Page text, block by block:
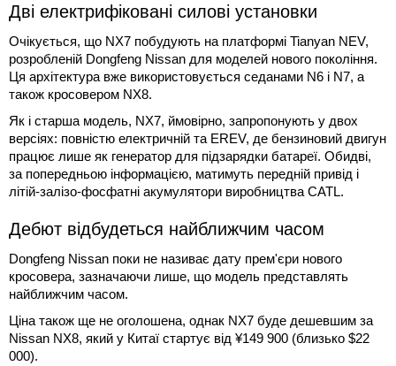
Дві електрифіковані силові установки
Очікується, що NX7 побудують на платформі Tianyan NEV,
розробленій Dongfeng Nissan для моделей нового покоління.
Ця архітектура вже використовується седанами N6 і N7, а
також кросовером NX8.
Як і старша модель, NX7, ймовірно, запропонують у двох
версіях: повністю електричній та EREV, де бензиновий двигун
працює лише як генератор для підзарядки батареї. Обидві,
за попередньою інформацією, матимуть передній привід і
літій-залізо-фосфатні акумулятори виробництва CATL.
Дебют відбудеться найближчим часом
Dongfeng Nissan поки не називає дату прем'єри нового
кросовера, зазначаючи лише, що модель представлять
найближчим часом.
Ціна також ще не оголошена, однак NX7 буде дешевшим за
Nissan NX8, який у Китаї стартує від ¥149 900 (близько $22
000).